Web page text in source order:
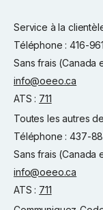
Service à la
Téléphone : 416-
Sans frais (Canada
info@oeeo.ca
ATS : 711
Toutes les autres
Téléphone : 437-
Sans frais (Canada
info@oeeo.ca
ATS : 711